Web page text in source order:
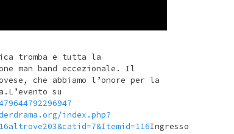
tromba e tutta la
man band eccezionale. Il
che abbiamo l’onore per la
su
index.php?
Ingresso